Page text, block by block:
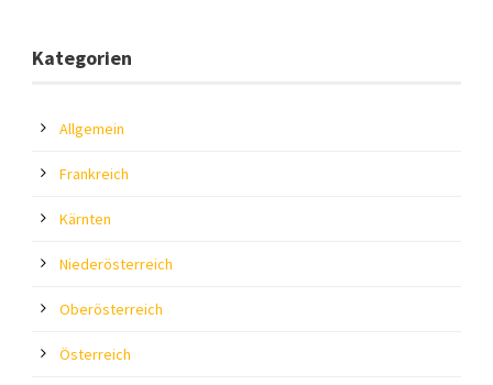
Kategorien
Allgemein
Frankreich
Kärnten
Niederösterreich
Oberösterreich
Österreich